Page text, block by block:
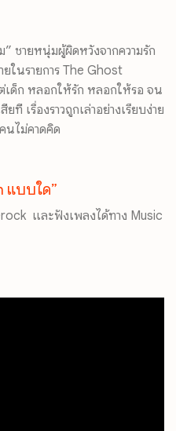
ชายหนุ่มผู้ผิดหวังจากความรัก
ยในรายการ The Ghost
เด็ก หลอกให้รัก หลอกให้รอ จน
สียที เรื่องราวถูกเล่าอย่างเรียบง่าย
นไม่คาดคิด
แบบใด”
และฟังเพลงได้ทาง Music